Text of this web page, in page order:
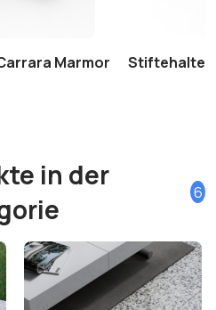
Marmor Stiftehalter
in der
6